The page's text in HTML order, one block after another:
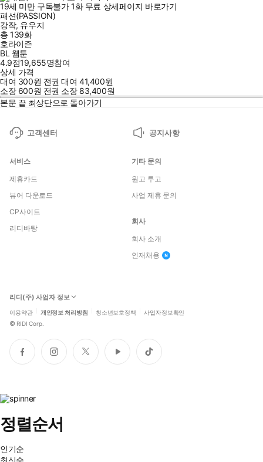
19세 미만 구독불가 1화 무료 상세페이지 바로가기
패션(PASSION)
강작, 유우지
총 139화
호라이즌
BL 웹툰
4.9점19,655명참여
상세 가격
대여 300원 전권 대여41,400원
소장 600원 전권 소장 83,400원
본문 끝 최상단으로 돌아가기
고객센터 공지사항
서비스
제휴카드
뷰어 다운로드
CP사이트
리디바탕
기타 문의
원고 투고
사업 제휴 문의
회사
회사 소개
인재채용
리디(주) 사업자 정보
이용약관 개인정보 처리방침 청소년보호정책 사업자정보확인
© RIDI Corp.
페
이
인
스
트
위
유
튜
틱
톡
정렬순서
인기순